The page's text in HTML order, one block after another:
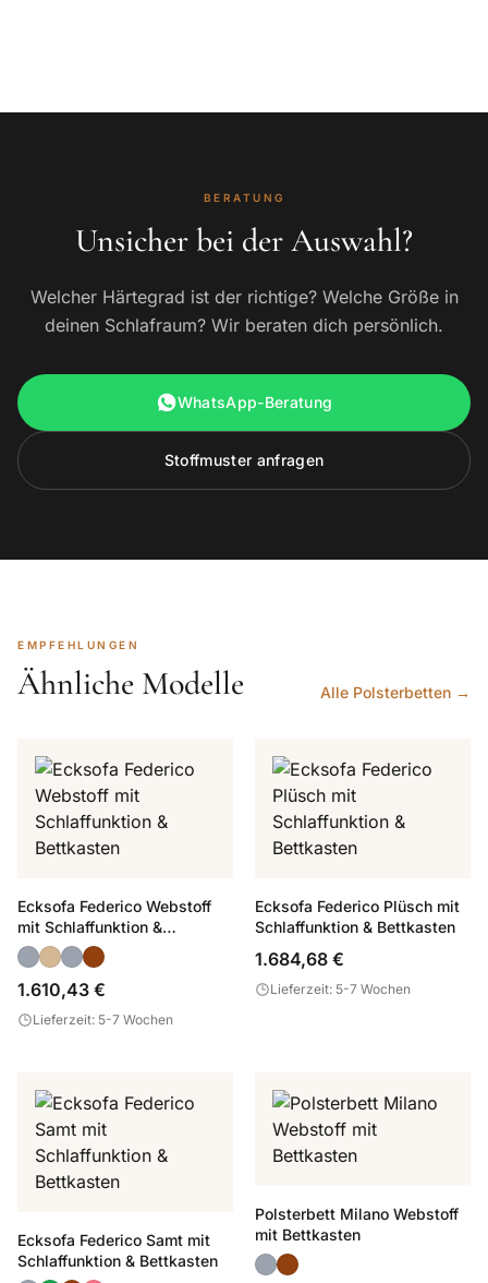
BERATUNG
Unsicher bei der Auswahl?
Welcher Härtegrad ist der richtige? Welche Größe in
deinen Schlafraum? Wir beraten dich persönlich.
WhatsApp-Beratung
Stoffmuster anfragen
EMPFEHLUNGEN
Ähnliche Modelle Alle Polsterbetten →
Ecksofa Federico Webstoff
mit Schlaffunktion &
Bettkasten
1.610,43 €
Lieferzeit: 5-7 Wochen
Ecksofa Federico Plüsch mit
Schlaffunktion & Bettkasten
1.684,68 €
Lieferzeit: 5-7 Wochen
Ecksofa Federico Samt mit
Schlaffunktion & Bettkasten
Polsterbett Milano Webstoff
mit Bettkasten